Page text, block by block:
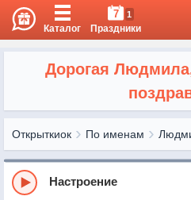
Каталог
7 1
Праздники
Дорогая
Открыткиок По именам
Настроение